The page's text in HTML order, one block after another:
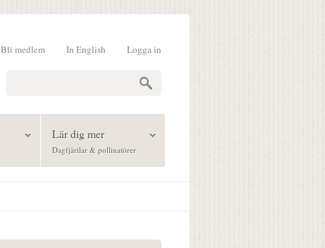
Logga in
In English
Bli medlem
Lär dig mer
Dagfjärilar & pollinatörer